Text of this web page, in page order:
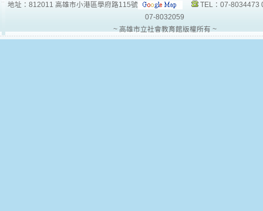
地址：812011 高雄市小港區學府路115號
TEL：07-8034473
07-8032059
~ 高雄市立社會教育館版權所有 ~